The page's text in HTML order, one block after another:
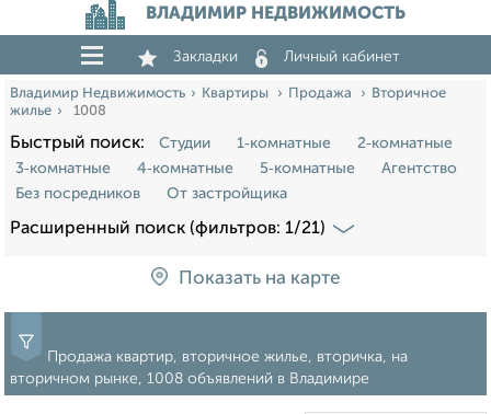
ВЛАДИМИР НЕДВИЖИМОСТЬ
Закладки Личный кабинет
Владимир Недвижимость Квартиры Продажа
Вторичное
жилье
1008
Быстрый поиск: Студии 1‑комнатные
2‑комнатные
3‑комнатные
4‑комнатные 5‑комнатные
Агентство
Без посредников
От застройщика
Расширенный поиск (фильтров: 1/21)
Показать на карте
Продажа квартир, вторичное жилье, вторичка, на
вторичном рынке, 1008 объявлений в Владимире